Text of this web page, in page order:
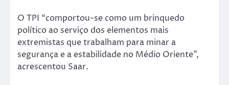
O TPI “comportou-se como um brinquedo
político ao serviço dos elementos mais
extremistas que trabalham para minar a
segurança e a estabilidade no Médio Oriente”,
acrescentou Saar.